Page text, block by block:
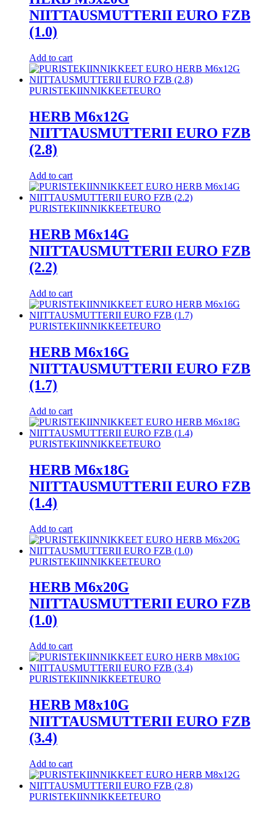
NIITTAUSMUTTERII EURO FZB
(1.0)
Add to cart
PURISTEKIINNIKKEETEURO
HERB M6x12G
NIITTAUSMUTTERII EURO FZB
(2.8)
Add to cart
PURISTEKIINNIKKEETEURO
HERB M6x14G
NIITTAUSMUTTERII EURO FZB
(2.2)
Add to cart
PURISTEKIINNIKKEETEURO
HERB M6x16G
NIITTAUSMUTTERII EURO FZB
(1.7)
Add to cart
PURISTEKIINNIKKEETEURO
HERB M6x18G
NIITTAUSMUTTERII EURO FZB
(1.4)
Add to cart
PURISTEKIINNIKKEETEURO
HERB M6x20G
NIITTAUSMUTTERII EURO FZB
(1.0)
Add to cart
PURISTEKIINNIKKEETEURO
HERB M8x10G
NIITTAUSMUTTERII EURO FZB
(3.4)
Add to cart
PURISTEKIINNIKKEETEURO